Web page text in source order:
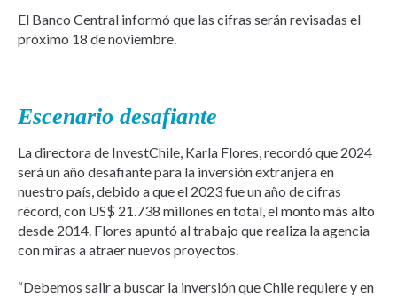
El Banco Central informó que las cifras serán revisadas el
próximo 18 de noviembre.
Escenario desafiante
La directora de InvestChile, Karla Flores, recordó que 2024
será un año desafiante para la inversión extranjera en
nuestro país, debido a que el 2023 fue un año de cifras
récord, con US$ 21.738 millones en total, el monto más alto
desde 2014. Flores apuntó al trabajo que realiza la agencia
con miras a atraer nuevos proyectos.
“Debemos salir a buscar la inversión que Chile requiere y en